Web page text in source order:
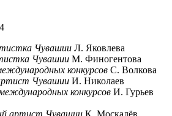
Чувашии Л. Яковлева
Чувашии М. Финогентова
конкурсов С. Волкова
Чувашии И. Николаев
конкурсов И. Гурьев